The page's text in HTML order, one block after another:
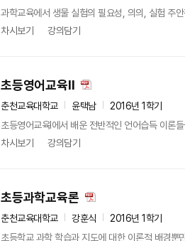
과학교육에서 생물 실험의 필요성, 의의, 실험 주
차시보기
강의담기
초등영어교육II
춘천교육대학교 윤택남
2016년 1학기
초등영어교육Ⅰ에서 배운 전반적인 언어습득 이
차시보기
강의담기
초등과학교육론
춘천교육대학교 강훈식
2016년 1학기
초등학교 과학 학습과 지도에 대한 이론적 배경